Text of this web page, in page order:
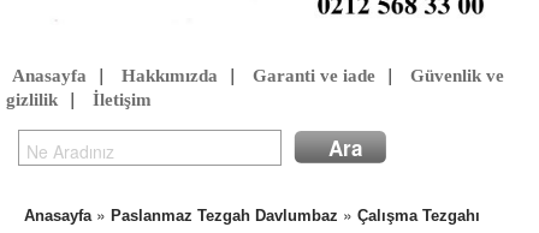
Anasayfa Hakkımızda Garanti ve iade
Güvenlik ve
gizlilik
İletişim
Anasayfa» Paslanmaz Tezgah Davlumbaz » Çalışma Tezgahı